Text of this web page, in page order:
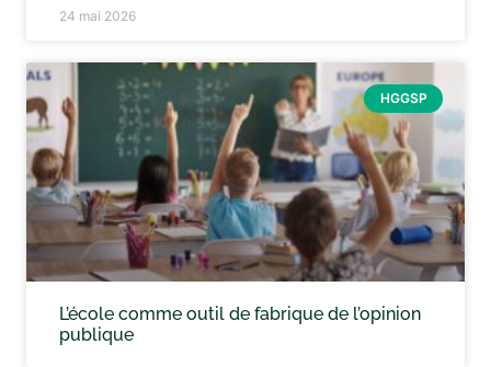
24 mai 2026
HGGSP
L’école comme outil de fabrique de l’opinion
publique